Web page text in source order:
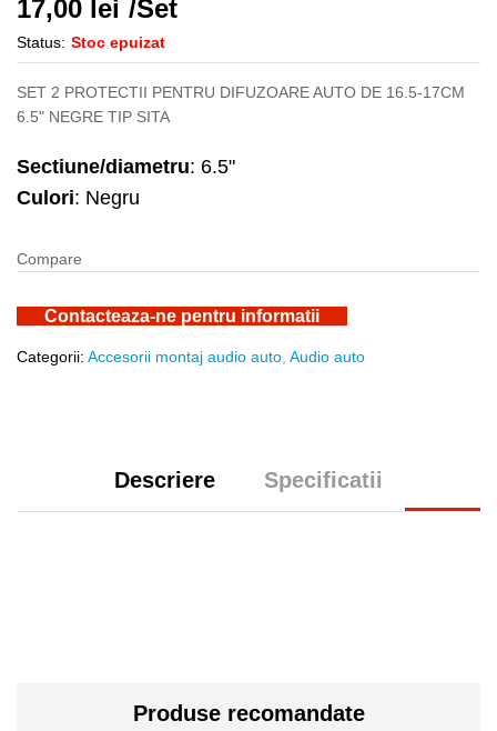
17,00 lei /Set
Status: Stoc epuizat
SET 2 PROTECTII PENTRU DIFUZOARE AUTO DE 16.5-17CM
6.5" NEGRE TIP SITA
Sectiune/diametru: 6.5"
Culori: Negru
Compare
Contacteaza-ne pentru informatii
Categorii: Accesorii montaj audio auto Audio auto
Descriere Specificatii
Produse recomandate